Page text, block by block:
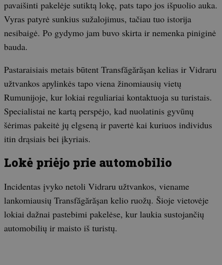
pavaišinti pakelėje sutiktą lokę, pats tapo jos išpuolio auka.
Vyras patyrė sunkius sužalojimus, tačiau tuo istorija
nesibaigė. Po gydymo jam buvo skirta ir nemenka piniginė
bauda.
Pastaraisiais metais būtent Transfăgărășan kelias ir Vidraru
užtvankos apylinkės tapo viena žinomiausių vietų
Rumunijoje, kur lokiai reguliariai kontaktuoja su turistais.
Specialistai ne kartą perspėjo, kad nuolatinis gyvūnų
šėrimas pakeitė jų elgseną ir pavertė kai kuriuos individus
itin drąsiais bei įkyriais.
Lokė priėjo prie automobilio
Incidentas įvyko netoli Vidraru užtvankos, viename
lankomiausių Transfăgărășan kelio ruožų. Šioje vietovėje
lokiai dažnai pastebimi pakelėse, kur laukia sustojančių
automobilių ir maisto iš turistų.